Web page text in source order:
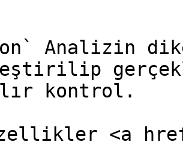
Analizin
kontrol.
<a